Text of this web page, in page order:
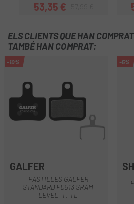
Preu
53,35 €Preu regular
ELS CLIENTS QUE HAN
TAMBÉ HAN COMPRAT:
-10%
GALFER
PASTILLES GALFER
STANDARD FD513 SRAM
LEVEL, T, TL
-5%